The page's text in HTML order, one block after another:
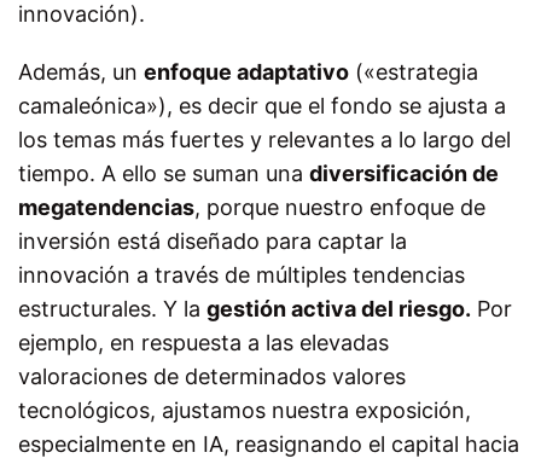
innovación).
Además, un enfoque adaptativo («estrategia
camaleónica»), es decir que el fondo se ajusta a
los temas más fuertes y relevantes a lo largo del
tiempo. A ello se suman una diversificación de
megatendencias, porque nuestro enfoque de
inversión está diseñado para captar la
innovación a través de múltiples tendencias
estructurales. Y la gestión activa del riesgo. Por
ejemplo, en respuesta a las elevadas
valoraciones de determinados valores
tecnológicos, ajustamos nuestra exposición,
especialmente en IA, reasignando el capital hacia